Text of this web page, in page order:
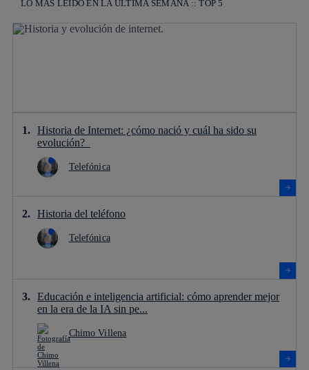
LO MÁS LEÍDO EN LA ÚLTIMA SEMANA :: TOP 5
Historia de Internet: ¿cómo nació y cuál ha sido su
evolución?
Telefónica
Historia del teléfono
Telefónica
Educación e inteligencia artificial: cómo aprender mejor
en la era de la IA sin pe...
Chimo Villena